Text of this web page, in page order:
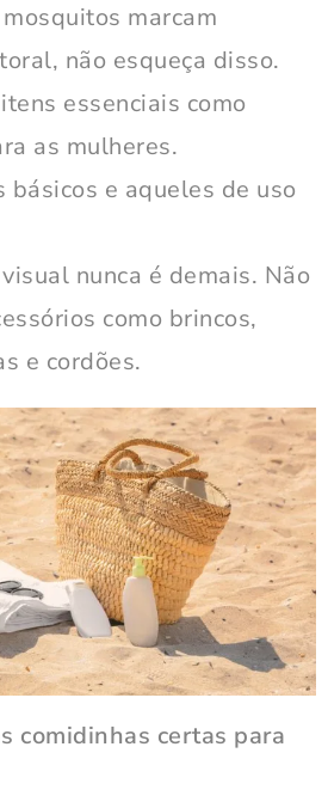
marcam
não esqueça disso.
essenciais como
as mulheres.
básicos e aqueles de uso
nunca é demais. Não
como brincos,
e cordões.
comidinhas certas para